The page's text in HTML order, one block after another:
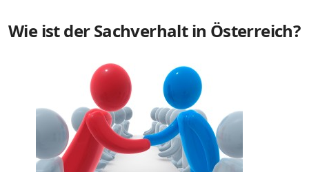
Wie ist der Sachverhalt in Österreich?